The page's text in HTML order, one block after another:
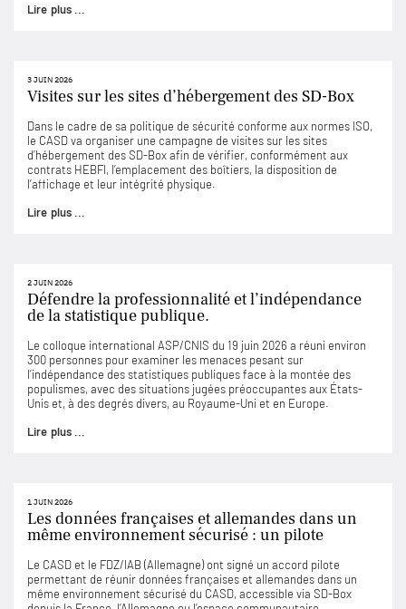
Lire plus ...
3 JUIN 2026
Visites sur les sites d’hébergement des SD-Box
Dans le cadre de sa politique de sécurité conforme aux normes ISO,
le CASD va organiser une campagne de visites sur les sites
d’hébergement des SD-Box afin de vérifier, conformément aux
contrats HEBFI, l’emplacement des boîtiers, la disposition de
l’affichage et leur intégrité physique.
Lire plus ...
2 JUIN 2026
Défendre la professionnalité et l’indépendance
de la statistique publique.
Le colloque international ASP/CNIS du 19 juin 2026 a réuni environ
300 personnes pour examiner les menaces pesant sur
l’indépendance des statistiques publiques face à la montée des
populismes, avec des situations jugées préoccupantes aux États-
Unis et, à des degrés divers, au Royaume-Uni et en Europe.
Lire plus ...
1 JUIN 2026
Les données françaises et allemandes dans un
même environnement sécurisé : un pilote
Le CASD et le FDZ/IAB (Allemagne) ont signé un accord pilote
permettant de réunir données françaises et allemandes dans un
même environnement sécurisé du CASD, accessible via SD-Box